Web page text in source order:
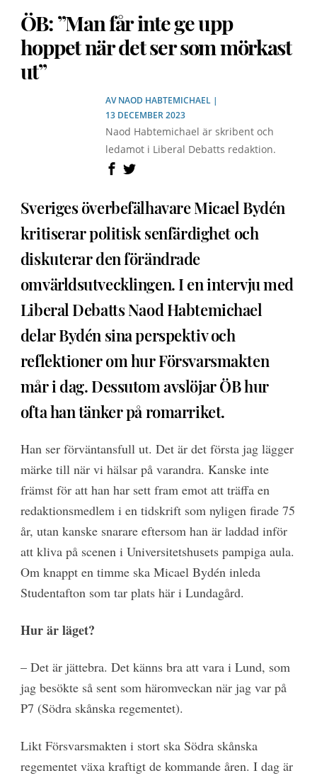
ÖB: ”Man får inte ge upp
hoppet när det ser som mörkast
ut”
AVNAOD HABTEMICHAEL|
13 DECEMBER 2023
Naod Habtemichael är skribent och
ledamot i Liberal Debatts redaktion.
Sveriges överbefälhavare Micael Bydén
kritiserar politisk senfärdighet och
diskuterar den förändrade
omvärldsutvecklingen. I en intervju med
Liberal Debatts Naod Habtemichael
delar Bydén sina perspektiv och
reflektioner om hur Försvarsmakten
mår i dag. Dessutom avslöjar ÖB hur
ofta han tänker på romarriket.
Han ser förväntansfull ut. Det är det första jag lägger
märke till när vi hälsar på varandra. Kanske inte
främst för att han har sett fram emot att träffa en
redaktionsmedlem i en tidskrift som nyligen firade 75
år, utan kanske snarare eftersom han är laddad inför
att kliva på scenen i Universitetshusets pampiga aula.
Om knappt en timme ska Micael Bydén inleda
Studentafton som tar plats här i Lundagård.
Hur är läget?
– Det är jättebra. Det känns bra att vara i Lund, som
jag besökte så sent som häromveckan när jag var på
P7 (Södra skånska regementet).
Likt Försvarsmakten i stort ska Södra skånska
regementet växa kraftigt de kommande åren. I dag är